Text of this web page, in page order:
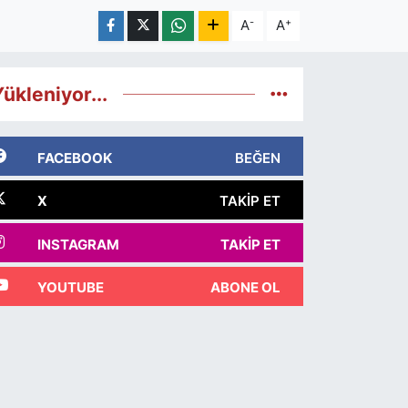
A- A+
FACEBOOK BEĞEN
X TAKIP ET
INSTAGRAM TAKIP ET
YOUTUBE ABONE OL